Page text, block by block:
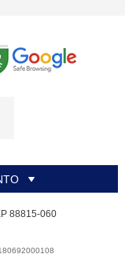
88815-060